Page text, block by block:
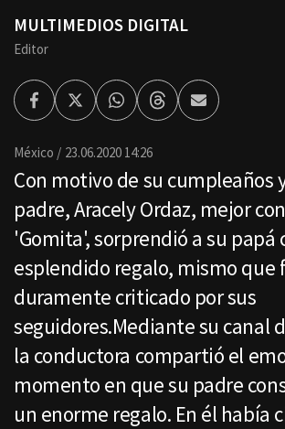
MULTIMEDIOS DIGITAL
Editor
FacebookTwitterWhatsappThreadsEnviar
por
México 23.06.2020 14:26
Con motivo de su cumpleaños
padre, Aracely Ordaz, mejor
'Gomita', sorprendió a su papá
esplendido regalo, mismo que
duramente criticado por sus
seguidores.Mediante su canal
la conductora compartió el
momento en que su padre
un enorme regalo. En él había